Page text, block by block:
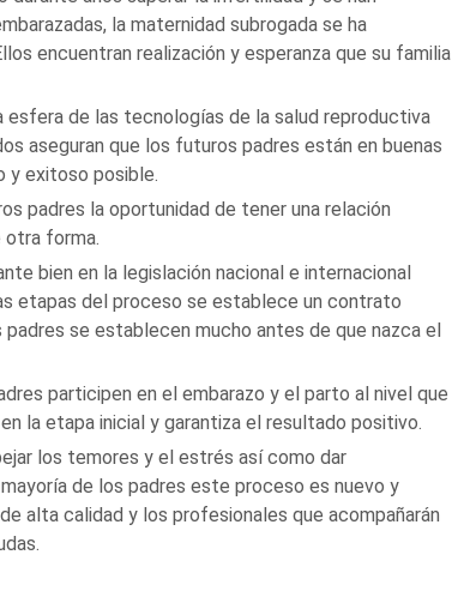
la maternidad subrogada se ha
encuentran realización y esperanza que su familia
esfera de las tecnologías de la salud reproductiva
aseguran que los futuros padres están en buenas
y exitoso posible.
padres la oportunidad de tener una relación
otra forma.
bien en la legislación nacional e internacional
etapas del proceso se establece un contrato
se establecen mucho antes de que nazca el
participen en el embarazo y el parto al nivel que
la etapa inicial y garantiza el resultado positivo.
los temores y el estrés así como dar
de los padres este proceso es nuevo y
alta calidad y los profesionales que acompañarán